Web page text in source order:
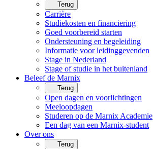
Terug
Carrière
Studiekosten en financiering
Goed voorbereid starten
Ondersteuning en begeleiding
Informatie voor leidinggevenden
Stage in Nederland
Stage of studie in het buitenland
Beleef de Marnix
Terug
Open dagen en voorlichtingen
Meeloopdagen
Studeren op de Marnix Academie
Een dag van een Marnix-student
Over ons
Terug